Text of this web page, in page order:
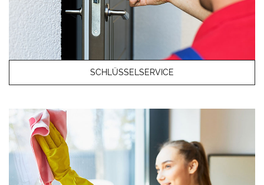
SCHLÜSSELSERVICE